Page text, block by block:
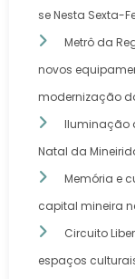
se Nesta Sexta-
Metrô da
novos
modernização
Iluminação
Natal da
Memória e
capital mineira
Circuito
espaços